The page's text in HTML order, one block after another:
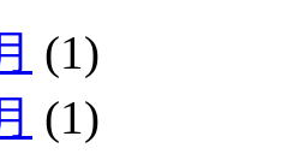
(1)
(1)